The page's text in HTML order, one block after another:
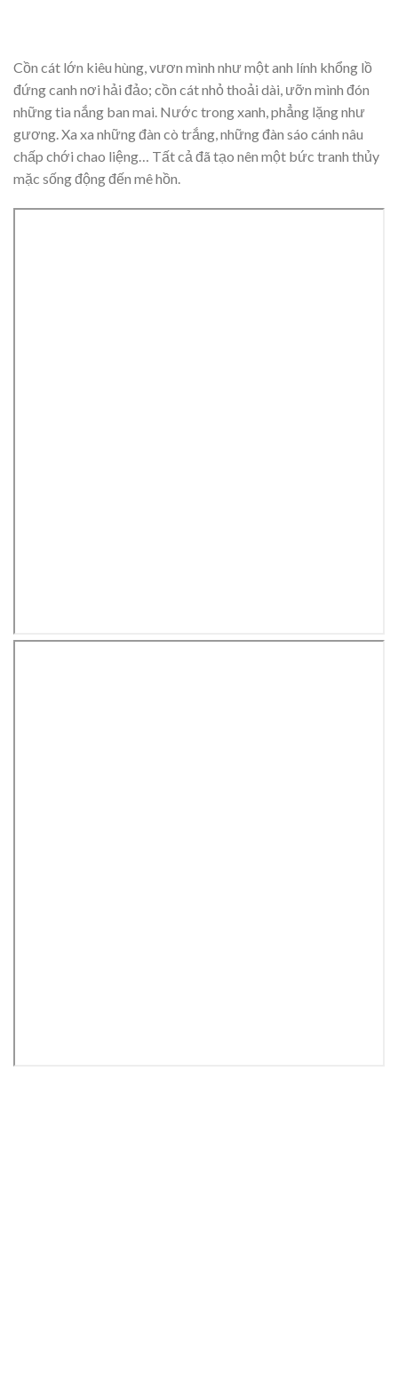
Cồn cát lớn kiêu hùng, vươn mình như một anh lính khổng lồ
đứng canh nơi hải đảo; cồn cát nhỏ thoải dài, ưỡn mình đón
những tia nắng ban mai. Nước trong xanh, phẳng lặng như
gương. Xa xa những đàn cò trắng, những đàn sáo cánh nâu
chấp chới chao liệng… Tất cả đã tạo nên một bức tranh thủy
mặc sống động đến mê hồn.